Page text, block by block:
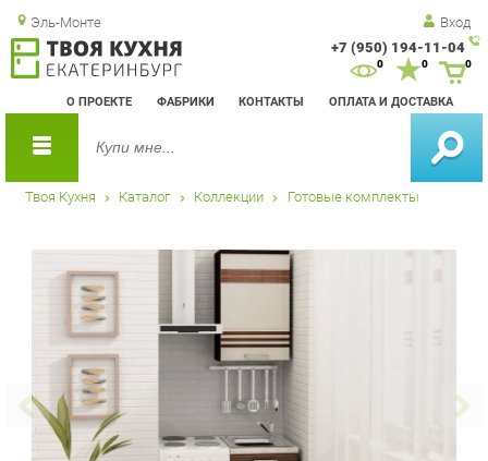
Эль-Монте Вход
+7 (950) 194-11-04
О ПРОЕКТЕ ФАБРИКИ КОНТАКТЫ ОПЛАТА И ДОСТАВКА
0 0
Твоя Кухня Каталог Коллекции Готовые комплекты